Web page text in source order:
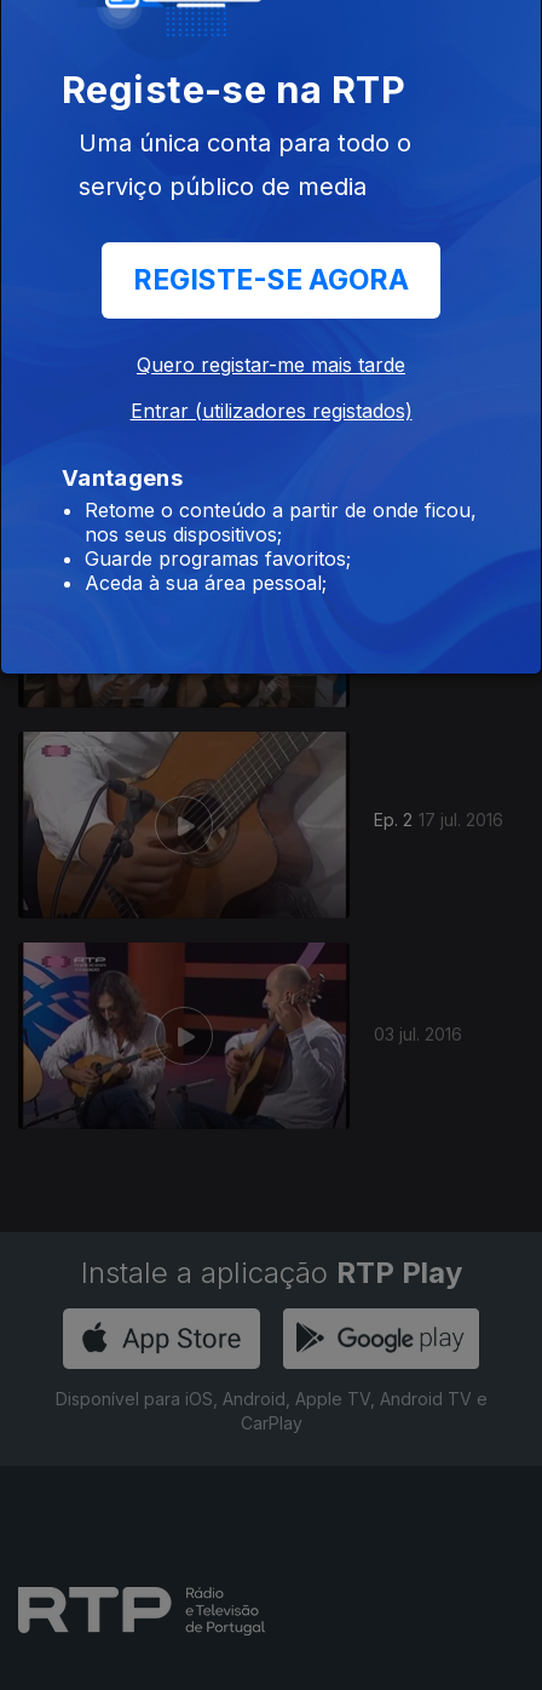
Ep. 4
Ep. 2 17 jul. 2016
03 jul. 2016
242086
Instale a aplicação RTP Play
Disponível para iOS, Android, Apple TV, Android TV e
CarPlay
Registe-se na RTP
Uma única conta para todo o
serviço público de media
REGISTE-SE AGORA
Quero registar-me mais tarde
Entrar (utilizadores registados)
Vantagens
Retome o conteúdo a partir de onde ficou,
nos seus dispositivos;
Guarde programas favoritos;
Aceda à sua área pessoal;